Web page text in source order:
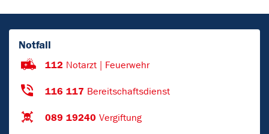
Notfall
112 Notarzt | Feuerwehr
116 117 Bereitschaftsdienst
089 19240 Vergiftung